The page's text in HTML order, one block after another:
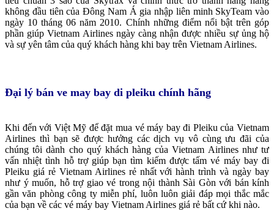
không đầu tiên của Đông Nam Á gia nhập liên minh SkyTeam vào
ngày 10 tháng 06 năm 2010. Chính những điểm nổi bật trên góp
phần giúp Vietnam Airlines ngày càng nhận được nhiều sự ủng hộ
và sự yên tâm của quý khách hàng khi bay trên Vietnam Airlines.
Đại lý bán ve may bay di pleiku chính hãng
Khi đến với Việt Mỹ để đặt mua vé máy bay đi Pleiku của Vietnam
Airlines thì bạn sẽ được hưởng các dịch vụ vô cùng ưu đãi của
chúng tôi dành cho quý khách hàng của Vietnam Airlines như tư
vấn nhiệt tình hỗ trợ giúp bạn tìm kiếm được tấm vé máy bay đi
Pleiku giá rẻ Vietnam Airlines rẻ nhất với hành trình và ngày bay
như ý muốn, hỗ trợ giao vé trong nội thành Sài Gòn với bán kính
gần văn phòng công ty miễn phí, luôn luôn giải đáp mọi thắc mắc
của bạn về các vé máy bay Vietnam Airlines giá rẻ bất cứ khi nào.